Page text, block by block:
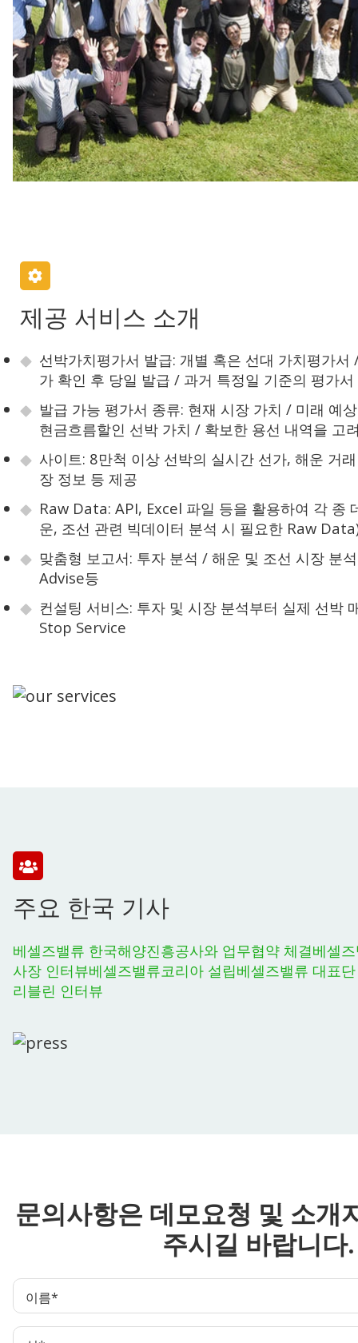
제공 서비스 소개
선박가치평가서 발급: 개별 혹은 선대 가치평가서
가 확인 후 당일 발급 / 과거 특정일 기준의 평가
발급 가능 평가서 종류: 현재 시장 가치 / 미래 예
현금흐름할인 선박 가치 / 확보한 용선 내역을 고
사이트: 8만척 이상 선박의 실시간 선가, 해운 거
장 정보 등 제공
Raw Data: API, Excel 파일 등을 활용하여 각 종
운, 조선 관련 빅데이터 분석 시 필요한 Raw
맞춤형 보고서: 투자 분석 / 해운 및 조선 시장 분
Advise등
컨설팅 서비스: 투자 및 시장 분석부터 실제 선박
Stop Service
주요 한국 기사
베셀즈밸류 한국해양진흥공사와 업무협약 체결베셀
사장 인터뷰베셀즈밸류코리아 설립베셀즈밸류 대표
리블린 인터뷰
문의사항은 데모요청 및 소개
주시길 바랍니다.
이름*